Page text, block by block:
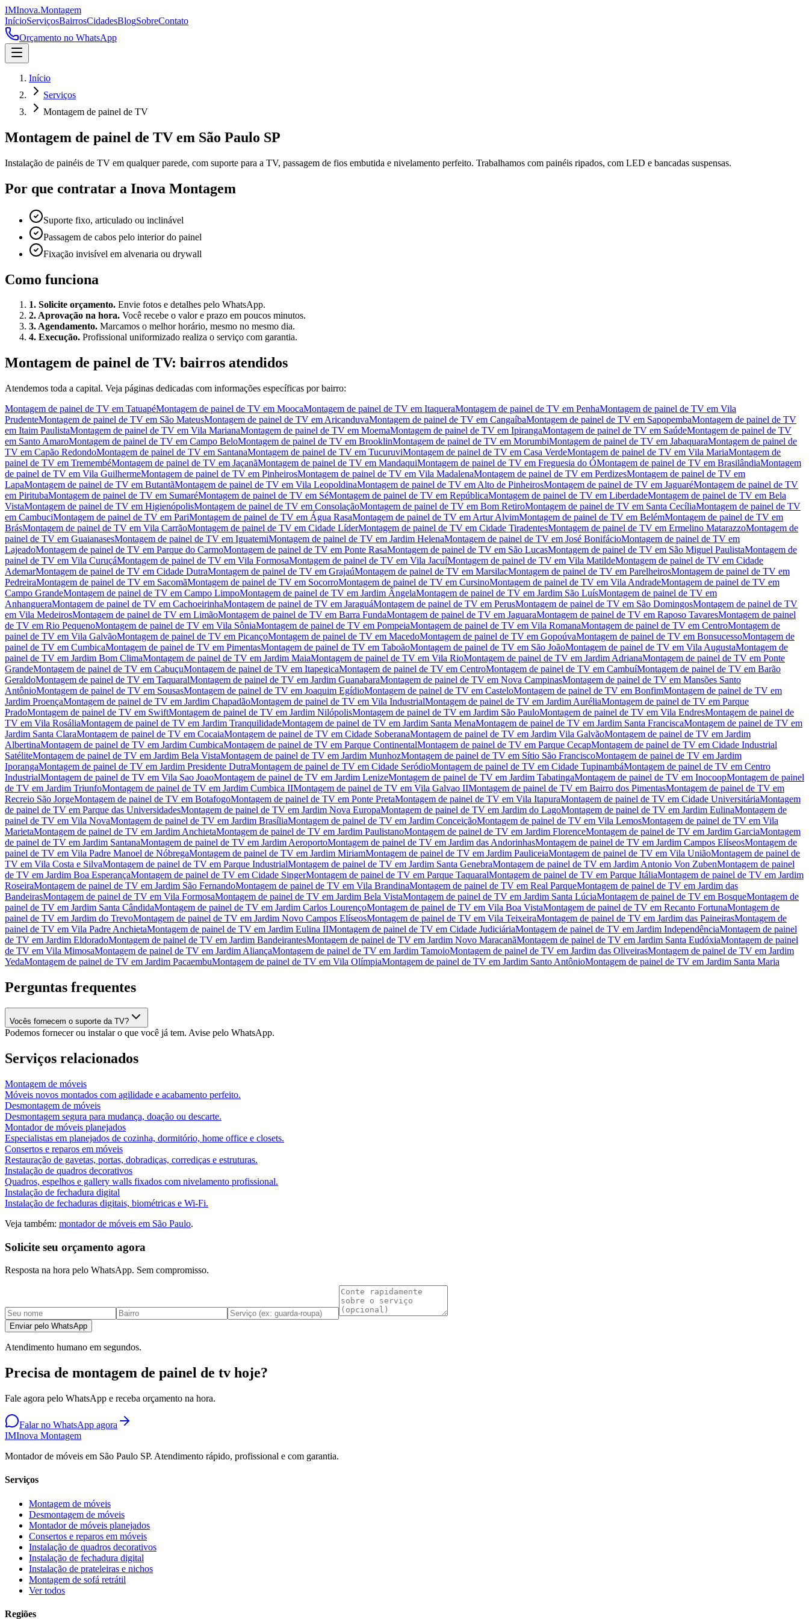
IMInova.Montagem
InícioServiçosBairrosCidadesBlogSobreContato
Orçamento no WhatsApp
Início
Serviços
Montagem de painel de TV
Montagem de painel de TV em São Paulo SP
Instalação de painéis de TV em qualquer parede, com suporte para a TV, passagem de fios embutida e nivelamento perfeito. Trabalhamos com painéis ripados, com LED e bancadas suspensas.
Por que contratar a Inova Montagem
Suporte fixo, articulado ou inclinável
Passagem de cabos pelo interior do painel
Fixação invisível em alvenaria ou drywall
Como funciona
1. Solicite orçamento. Envie fotos e detalhes pelo WhatsApp.
2. Aprovação na hora. Você recebe o valor e prazo em poucos minutos.
3. Agendamento. Marcamos o melhor horário, mesmo no mesmo dia.
4. Execução. Profissional uniformizado realiza o serviço com garantia.
Montagem de painel de TV: bairros atendidos
Atendemos toda a capital. Veja páginas dedicadas com informações específicas por bairro:
Montagem de painel de TV em TatuapéMontagem de painel de TV em MoocaMontagem de painel de TV em ItaqueraMontagem de painel de TV em PenhaMontagem de painel de TV em Vila
PrudenteMontagem de painel de TV em São MateusMontagem de painel de TV em AricanduvaMontagem de painel de TV em CangaíbaMontagem de painel de TV em SapopembaMontagem de painel de TV
em Itaim PaulistaMontagem de painel de TV em Vila MarianaMontagem de painel de TV em MoemaMontagem de painel de TV em IpirangaMontagem de painel de TV em SaúdeMontagem de painel de TV
em Santo AmaroMontagem de painel de TV em Campo BeloMontagem de painel de TV em BrooklinMontagem de painel de TV em MorumbiMontagem de painel de TV em JabaquaraMontagem de painel de
TV em Capão RedondoMontagem de painel de TV em SantanaMontagem de painel de TV em TucuruviMontagem de painel de TV em Casa VerdeMontagem de painel de TV em Vila MariaMontagem de
painel de TV em TremembéMontagem de painel de TV em JaçanãMontagem de painel de TV em MandaquiMontagem de painel de TV em Freguesia do ÓMontagem de painel de TV em BrasilândiaMontagem
de painel de TV em Vila GuilhermeMontagem de painel de TV em PinheirosMontagem de painel de TV em Vila MadalenaMontagem de painel de TV em PerdizesMontagem de painel de TV em
LapaMontagem de painel de TV em ButantãMontagem de painel de TV em Vila LeopoldinaMontagem de painel de TV em Alto de PinheirosMontagem de painel de TV em JaguaréMontagem de painel de TV
em PiritubaMontagem de painel de TV em SumaréMontagem de painel de TV em SéMontagem de painel de TV em RepúblicaMontagem de painel de TV em LiberdadeMontagem de painel de TV em Bela
VistaMontagem de painel de TV em HigienópolisMontagem de painel de TV em ConsolaçãoMontagem de painel de TV em Bom RetiroMontagem de painel de TV em Santa CecíliaMontagem de painel de TV
em CambuciMontagem de painel de TV em PariMontagem de painel de TV em Água RasaMontagem de painel de TV em Artur AlvimMontagem de painel de TV em BelémMontagem de painel de TV em
BrásMontagem de painel de TV em Vila CarrãoMontagem de painel de TV em Cidade LíderMontagem de painel de TV em Cidade TiradentesMontagem de painel de TV em Ermelino MatarazzoMontagem de
painel de TV em GuaianasesMontagem de painel de TV em IguatemiMontagem de painel de TV em Jardim HelenaMontagem de painel de TV em José BonifácioMontagem de painel de TV em
LajeadoMontagem de painel de TV em Parque do CarmoMontagem de painel de TV em Ponte RasaMontagem de painel de TV em São LucasMontagem de painel de TV em São Miguel PaulistaMontagem de
painel de TV em Vila CuruçáMontagem de painel de TV em Vila FormosaMontagem de painel de TV em Vila JacuíMontagem de painel de TV em Vila MatildeMontagem de painel de TV em Cidade
AdemarMontagem de painel de TV em Cidade DutraMontagem de painel de TV em GrajaúMontagem de painel de TV em MarsilacMontagem de painel de TV em ParelheirosMontagem de painel de TV em
PedreiraMontagem de painel de TV em SacomãMontagem de painel de TV em SocorroMontagem de painel de TV em CursinoMontagem de painel de TV em Vila AndradeMontagem de painel de TV em
Campo GrandeMontagem de painel de TV em Campo LimpoMontagem de painel de TV em Jardim ÂngelaMontagem de painel de TV em Jardim São LuísMontagem de painel de TV em
AnhangueraMontagem de painel de TV em CachoeirinhaMontagem de painel de TV em JaraguáMontagem de painel de TV em PerusMontagem de painel de TV em São DomingosMontagem de painel de TV
em Vila MedeirosMontagem de painel de TV em LimãoMontagem de painel de TV em Barra FundaMontagem de painel de TV em JaguaraMontagem de painel de TV em Raposo TavaresMontagem de painel
de TV em Rio PequenoMontagem de painel de TV em Vila SôniaMontagem de painel de TV em PompeiaMontagem de painel de TV em Vila RomanaMontagem de painel de TV em CentroMontagem de
painel de TV em Vila GalvãoMontagem de painel de TV em PicançoMontagem de painel de TV em MacedoMontagem de painel de TV em GopoúvaMontagem de painel de TV em BonsucessoMontagem de
painel de TV em CumbicaMontagem de painel de TV em PimentasMontagem de painel de TV em TaboãoMontagem de painel de TV em São JoãoMontagem de painel de TV em Vila AugustaMontagem de
painel de TV em Jardim Bom ClimaMontagem de painel de TV em Jardim MaiaMontagem de painel de TV em Vila RioMontagem de painel de TV em Jardim AdrianaMontagem de painel de TV em Ponte
GrandeMontagem de painel de TV em CabuçuMontagem de painel de TV em ItapegicaMontagem de painel de TV em CentroMontagem de painel de TV em CambuíMontagem de painel de TV em Barão
GeraldoMontagem de painel de TV em TaquaralMontagem de painel de TV em Jardim GuanabaraMontagem de painel de TV em Nova CampinasMontagem de painel de TV em Mansões Santo
AntônioMontagem de painel de TV em SousasMontagem de painel de TV em Joaquim EgídioMontagem de painel de TV em CasteloMontagem de painel de TV em BonfimMontagem de painel de TV em
Jardim ProençaMontagem de painel de TV em Jardim ChapadãoMontagem de painel de TV em Vila IndustrialMontagem de painel de TV em Jardim AuréliaMontagem de painel de TV em Parque
PradoMontagem de painel de TV em SwiftMontagem de painel de TV em Jardim NilópolisMontagem de painel de TV em Jardim São PauloMontagem de painel de TV em Vila EndresMontagem de painel de
TV em Vila RosáliaMontagem de painel de TV em Jardim TranquilidadeMontagem de painel de TV em Jardim Santa MenaMontagem de painel de TV em Jardim Santa FranciscaMontagem de painel de TV em
Jardim Santa ClaraMontagem de painel de TV em CocaiaMontagem de painel de TV em Cidade SoberanaMontagem de painel de TV em Jardim Vila GalvãoMontagem de painel de TV em Jardim
AlbertinaMontagem de painel de TV em Jardim CumbicaMontagem de painel de TV em Parque ContinentalMontagem de painel de TV em Parque CecapMontagem de painel de TV em Cidade Industrial
SatéliteMontagem de painel de TV em Jardim Bela VistaMontagem de painel de TV em Jardim MunhozMontagem de painel de TV em Sítio São FranciscoMontagem de painel de TV em Jardim
IporangaMontagem de painel de TV em Jardim Presidente DutraMontagem de painel de TV em Cidade SeródioMontagem de painel de TV em Cidade TupinambáMontagem de painel de TV em Centro
IndustrialMontagem de painel de TV em Vila Sao JoaoMontagem de painel de TV em Jardim LenizeMontagem de painel de TV em Jardim TabatingaMontagem de painel de TV em InocoopMontagem de painel
de TV em Jardim TriunfoMontagem de painel de TV em Jardim Cumbica IIMontagem de painel de TV em Vila Galvao IIMontagem de painel de TV em Bairro dos PimentasMontagem de painel de TV em
Recreio São JorgeMontagem de painel de TV em BotafogoMontagem de painel de TV em Ponte PretaMontagem de painel de TV em Vila ItapuraMontagem de painel de TV em Cidade UniversitáriaMontagem
de painel de TV em Parque das UniversidadesMontagem de painel de TV em Jardim Nova EuropaMontagem de painel de TV em Jardim do LagoMontagem de painel de TV em Jardim EulinaMontagem de
painel de TV em Vila NovaMontagem de painel de TV em Jardim BrasíliaMontagem de painel de TV em Jardim ConceiçãoMontagem de painel de TV em Vila LemosMontagem de painel de TV em Vila
MarietaMontagem de painel de TV em Jardim AnchietaMontagem de painel de TV em Jardim PaulistanoMontagem de painel de TV em Jardim FlorenceMontagem de painel de TV em Jardim GarciaMontagem
de painel de TV em Jardim SantanaMontagem de painel de TV em Jardim AeroportoMontagem de painel de TV em Jardim das AndorinhasMontagem de painel de TV em Jardim Campos ElíseosMontagem de
painel de TV em Vila Padre Manoel de NóbregaMontagem de painel de TV em Jardim MiriamMontagem de painel de TV em Jardim PauliceiaMontagem de painel de TV em Vila UniãoMontagem de painel de
TV em Vila Costa e SilvaMontagem de painel de TV em Parque IndustrialMontagem de painel de TV em Jardim Santa GenebraMontagem de painel de TV em Jardim Antonio Von ZubenMontagem de painel
de TV em Jardim Boa EsperançaMontagem de painel de TV em Cidade SingerMontagem de painel de TV em Parque TaquaralMontagem de painel de TV em Parque ItáliaMontagem de painel de TV em Jardim
RoseiraMontagem de painel de TV em Jardim São FernandoMontagem de painel de TV em Vila BrandinaMontagem de painel de TV em Real ParqueMontagem de painel de TV em Jardim das
BandeirasMontagem de painel de TV em Vila FormosaMontagem de painel de TV em Jardim Bela VistaMontagem de painel de TV em Jardim Santa LúciaMontagem de painel de TV em BosqueMontagem de
painel de TV em Jardim Santa CândidaMontagem de painel de TV em Jardim Carlos LourençoMontagem de painel de TV em Vila Boa VistaMontagem de painel de TV em Recanto FortunaMontagem de
painel de TV em Jardim do TrevoMontagem de painel de TV em Jardim Novo Campos ElíseosMontagem de painel de TV em Vila TeixeiraMontagem de painel de TV em Jardim das PaineirasMontagem de
painel de TV em Vila Padre AnchietaMontagem de painel de TV em Jardim Eulina IIMontagem de painel de TV em Cidade JudiciáriaMontagem de painel de TV em Jardim IndependênciaMontagem de painel
de TV em Jardim EldoradoMontagem de painel de TV em Jardim BandeirantesMontagem de painel de TV em Jardim Novo MaracanãMontagem de painel de TV em Jardim Santa EudóxiaMontagem de painel
de TV em Vila MimosaMontagem de painel de TV em Jardim AliançaMontagem de painel de TV em Jardim TamoioMontagem de painel de TV em Jardim das OliveirasMontagem de painel de TV em Jardim
YedaMontagem de painel de TV em Jardim PacaembuMontagem de painel de TV em Vila OlímpiaMontagem de painel de TV em Jardim Santo AntônioMontagem de painel de TV em Jardim Santa Maria
Perguntas frequentes
Vocês fornecem o suporte da TV?
Podemos fornecer ou instalar o que você já tem. Avise pelo WhatsApp.
Serviços relacionados
Montagem de móveis
Móveis novos montados com agilidade e acabamento perfeito.
Desmontagem de móveis
Desmontagem segura para mudança, doação ou descarte.
Montador de móveis planejados
Especialistas em planejados de cozinha, dormitório, home office e closets.
Consertos e reparos em móveis
Restauração de gavetas, portas, dobradiças, corrediças e estruturas.
Instalação de quadros decorativos
Quadros, espelhos e gallery walls fixados com nivelamento profissional.
Instalação de fechadura digital
Instalação de fechaduras digitais, biométricas e Wi-Fi.
Veja também: montador de móveis em São Paulo.
Solicite seu orçamento agora
Resposta na hora pelo WhatsApp. Sem compromisso.
Enviar pelo WhatsApp
Atendimento humano em segundos.
Precisa de montagem de painel de tv hoje?
Fale agora pelo WhatsApp e receba orçamento na hora.
Falar no WhatsApp agora
IMInova Montagem
Montador de móveis em São Paulo SP. Atendimento rápido, profissional e com garantia.
Serviços
Montagem de móveis
Desmontagem de móveis
Montador de móveis planejados
Consertos e reparos em móveis
Instalação de quadros decorativos
Instalação de fechadura digital
Instalação de prateleiras e nichos
Montagem de sofá retrátil
Ver todos
Regiões